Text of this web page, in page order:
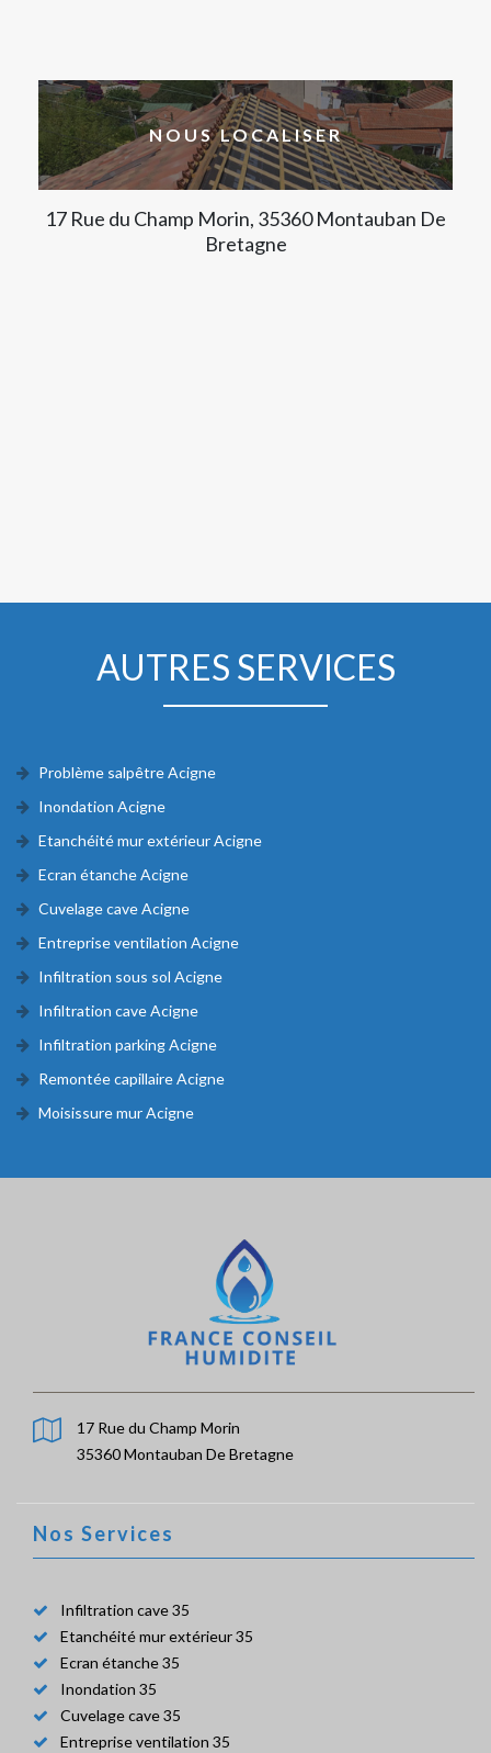
NOUS LOCALISER
17 Rue du Champ Morin, 35360 Montauban De
Bretagne
AUTRES SERVICES
Problème salpêtre Acigne
Inondation Acigne
Etanchéité mur extérieur Acigne
Ecran étanche Acigne
Cuvelage cave Acigne
Entreprise ventilation Acigne
Infiltration sous sol Acigne
Infiltration cave Acigne
Infiltration parking Acigne
Remontée capillaire Acigne
Moisissure mur Acigne
17 Rue du Champ Morin
35360 Montauban De Bretagne
Nos Services
Infiltration cave 35
Etanchéité mur extérieur 35
Ecran étanche 35
Inondation 35
Cuvelage cave 35
Entreprise ventilation 35